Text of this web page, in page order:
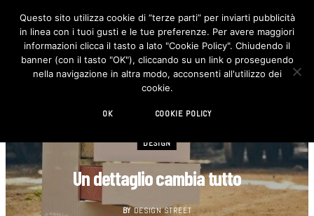
F
c
e
b
o
I
n
s
t
DESIGN
Un dettaglio cambia tutto
BY DESIGN STREET
Questo sito utilizza cookie di “terze parti” per inviarti pubblicità
in linea con i tuoi gusti e le tue preferenze. Per avere maggiori
informazioni clicca il tasto a lato "Cookie Policy". Chiudendo il
banner (con il tasto "OK"), cliccando su un link o proseguendo
nella navigazione in altra modo, acconsenti all'utilizzo dei
cookie.
OK COOKIE POLICY